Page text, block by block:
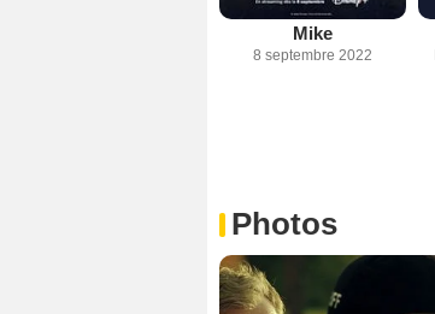
Mike
8 septembre 2022
Photos